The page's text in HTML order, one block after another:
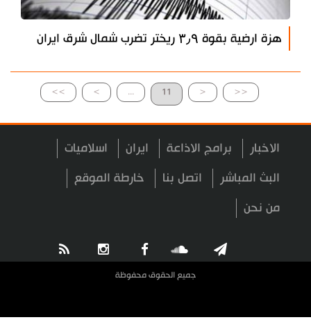
هزة ارضية بقوة ۳٫۹ ريختر تضرب شمال شرق ايران
>> > ... 11 < <<
الاخبار برامج الاذاعة ايران اسلاميات
البث المباشر اتصل بنا خارطة الموقع
من نحن
جميع الحقوق محفوظة